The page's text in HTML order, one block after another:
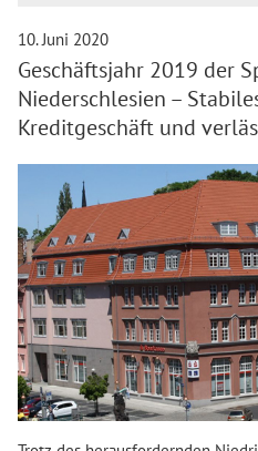
10. Juni 2020
Geschäftsjahr 2019 der
Niederschlesien –
Kreditgeschäft und